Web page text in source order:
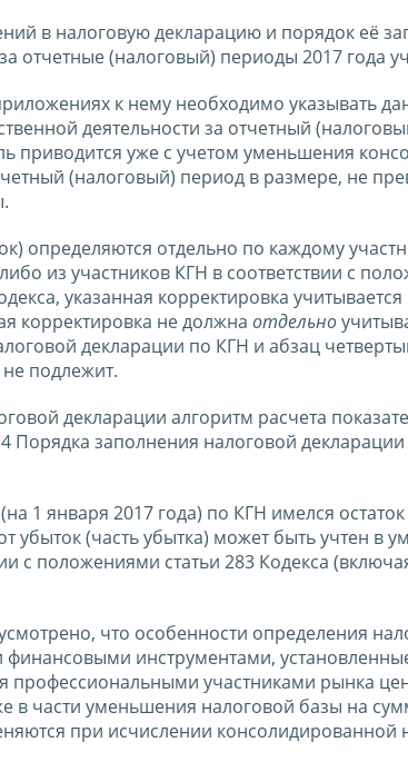
в налоговую декларацию и порядок её
отчетные (налоговый) периоды 2017 года
к нему необходимо указывать
деятельности за отчетный
приводится уже с учетом уменьшения
(налоговый) период в размере, не
определяются отдельно по каждому
из участников КГН в соответствии с
указанная корректировка
корректировка не должна отдельно
декларации по КГН и абзац
подлежит.
декларации алгоритм расчета
Порядка заполнения налоговой
1 января 2017 года) по КГН имелся
убыток (часть убытка) может быть учтен в
с положениями статьи 283 Кодекса
что особенности определения
инструментами,
участниками рынка
в части уменьшения налоговой базы на
при исчислении консолидированной